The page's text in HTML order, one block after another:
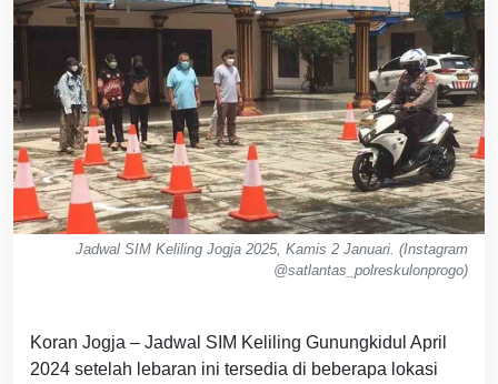
Jadwal SIM Keliling Jogja 2025, Kamis 2 Januari. (Instagram
@satlantas_polreskulonprogo)
Koran Jogja – Jadwal SIM Keliling Gunungkidul April
2024 setelah lebaran ini tersedia di beberapa lokasi